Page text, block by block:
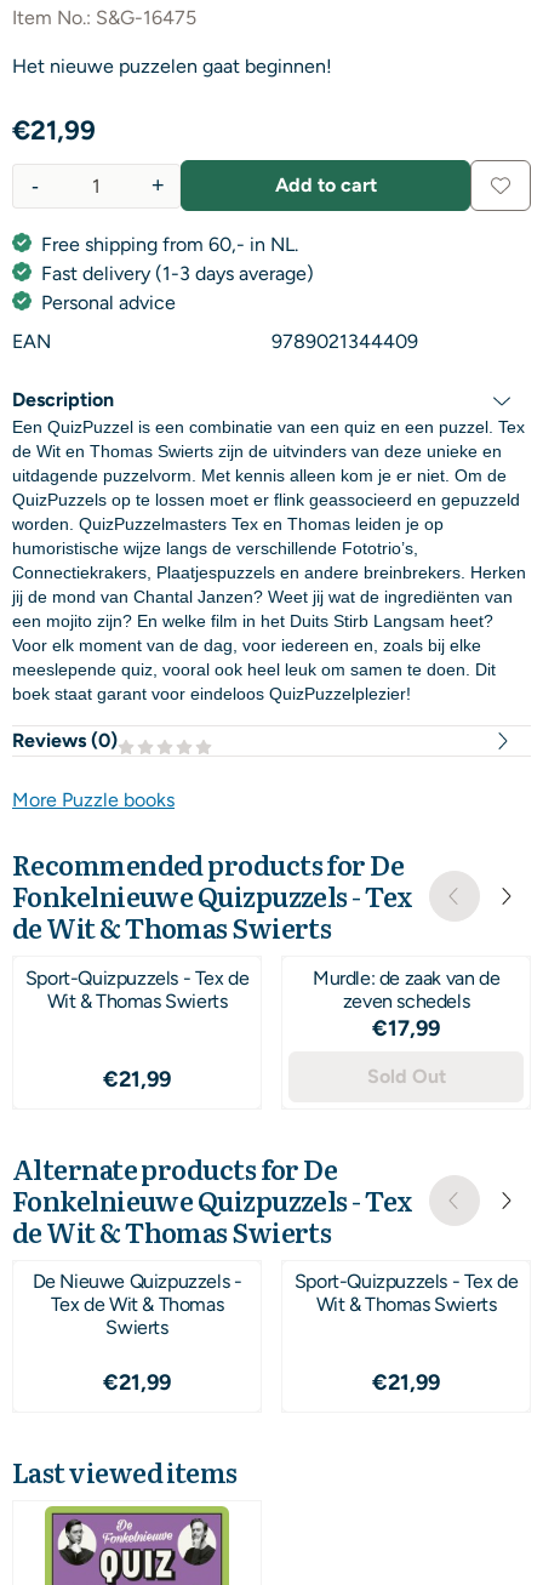
Item No.: S&G-16475
Het nieuwe puzzelen gaat beginnen!
€21,99
+
- Add to cart
Free shipping from 60,- in NL.
Fast delivery (1-3 days average)
Personal advice
EAN
9789021344409
Description
Een QuizPuzzel is een combinatie van een quiz en een puzzel. Tex
de Wit en Thomas Swierts zijn de uitvinders van deze unieke en
uitdagende puzzelvorm. Met kennis alleen kom je er niet. Om de
QuizPuzzels op te lossen moet er flink geassocieerd en gepuzzeld
worden. QuizPuzzelmasters Tex en Thomas leiden je op
humoristische wijze langs de verschillende Fototrio’s,
Connectiekrakers, Plaatjespuzzels en andere breinbrekers. Herken
jij de mond van Chantal Janzen? Weet jij wat de ingrediënten van
een mojito zijn? En welke film in het Duits Stirb Langsam heet?
Voor elk moment van de dag, voor iedereen en, zoals bij elke
meeslepende quiz, vooral ook heel leuk om samen te doen. Dit
boek staat garant voor eindeloos QuizPuzzelplezier!
Reviews (0)
More Puzzle books
Recommended products forDe
Fonkelnieuwe Quizpuzzels - Tex
de Wit & Thomas Swierts
Sport-Quizpuzzels - Tex de
Wit & Thomas Swierts
Price: 21,99
€21,99
Murdle: de zaak van de
zeven schedels
Price: 17,99
€17,99
Sold Out
Alternate products forDe
Fonkelnieuwe Quizpuzzels - Tex
de Wit & Thomas Swierts
De Nieuwe Quizpuzzels -
Tex de Wit & Thomas
Swierts
Price: 21,99
€21,99
Sport-Quizpuzzels - Tex de
Wit & Thomas Swierts
Price: 21,99
€21,99
Last viewed items